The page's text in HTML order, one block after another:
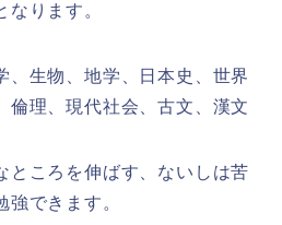
ります。
、生物、地学、日本史、世界
倫理、現代社会、古文、漢文
ところを伸ばす、ないしは苦
できます。